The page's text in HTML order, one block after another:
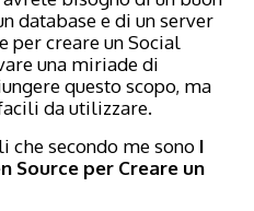
database e di un server
per creare un Social
una miriade di
questo scopo, ma
da utilizzare.
che secondo me sono I
Source per Creare un